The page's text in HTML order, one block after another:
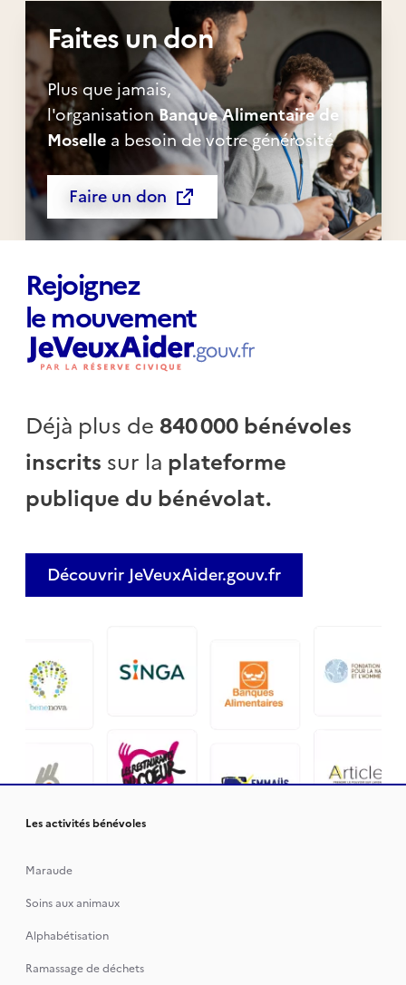
Faites un don
Plus que jamais,
l'organisationBanque Alimentaire de
Mosellea besoin de votre générosité
Faire un don
Rejoignez
le mouvement
Déjà plus de840 000 bénévoles
inscrits sur la plateforme
publique du bénévolat.
Découvrir JeVeuxAider.gouv.fr
Les activités bénévoles
Maraude
Soins aux animaux
Alphabétisation
Ramassage de déchets